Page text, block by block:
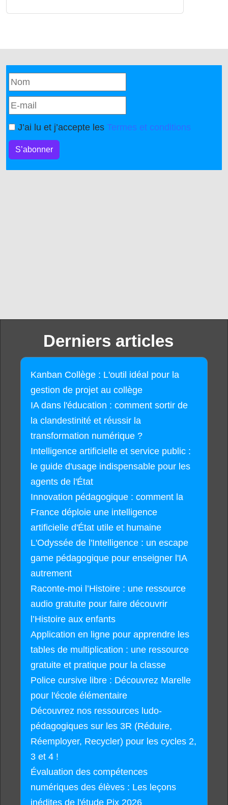
J’ai lu et j’accepte les Termes et conditions
S’abonner
Derniers articles
Kanban Collège : L'outil idéal pour la
gestion de projet au collège
IA dans l'éducation : comment sortir de
la clandestinité et réussir la
transformation numérique ?
Intelligence artificielle et service public :
le guide d'usage indispensable pour les
agents de l'État
Innovation pédagogique : comment la
France déploie une intelligence
artificielle d'État utile et humaine
L'Odyssée de l'Intelligence : un escape
game pédagogique pour enseigner l'IA
autrement
Raconte-moi l’Histoire : une ressource
audio gratuite pour faire découvrir
l’Histoire aux enfants
Application en ligne pour apprendre les
tables de multiplication : une ressource
gratuite et pratique pour la classe
Police cursive libre : Découvrez Marelle
pour l'école élémentaire
Découvrez nos ressources ludo-
pédagogiques sur les 3R (Réduire,
Réemployer, Recycler) pour les cycles 2,
3 et 4 !
Évaluation des compétences
numériques des élèves : Les leçons
inédites de l'étude Pix 2026